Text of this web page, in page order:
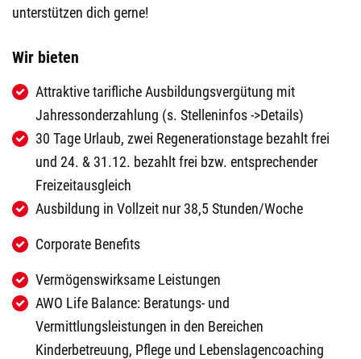
unterstützen dich gerne!
Wir bieten
Attraktive tarifliche Ausbildungsvergütung mit
Jahressonderzahlung (s. Stelleninfos ->Details)
30 Tage Urlaub, zwei Regenerationstage bezahlt frei
und 24. & 31.12. bezahlt frei bzw. entsprechender
Freizeitausgleich
Ausbildung in Vollzeit nur 38,5 Stunden/Woche
Corporate Benefits
Vermögenswirksame Leistungen
AWO Life Balance: Beratungs- und
Vermittlungsleistungen in den Bereichen
Kinderbetreuung, Pflege und Lebenslagencoaching